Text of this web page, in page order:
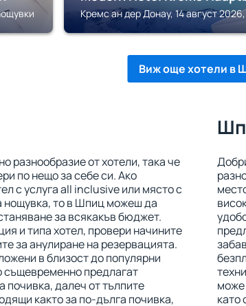
Кремс ан дер Донау, 14 август
Виж още хотели в
разнообразие от хотели, така че
по нещо за себе си. Ако
с услуга all inclusive или място с
нощувка, то в Шпиц можеш да
за всякакъв бюджет.
и типа хотел, провери начините
за анулиране на резервацията.
в близост до популярни
същевременно предлагат
почивка, далеч от тълпите
както за по-дълга почивка,
може
като